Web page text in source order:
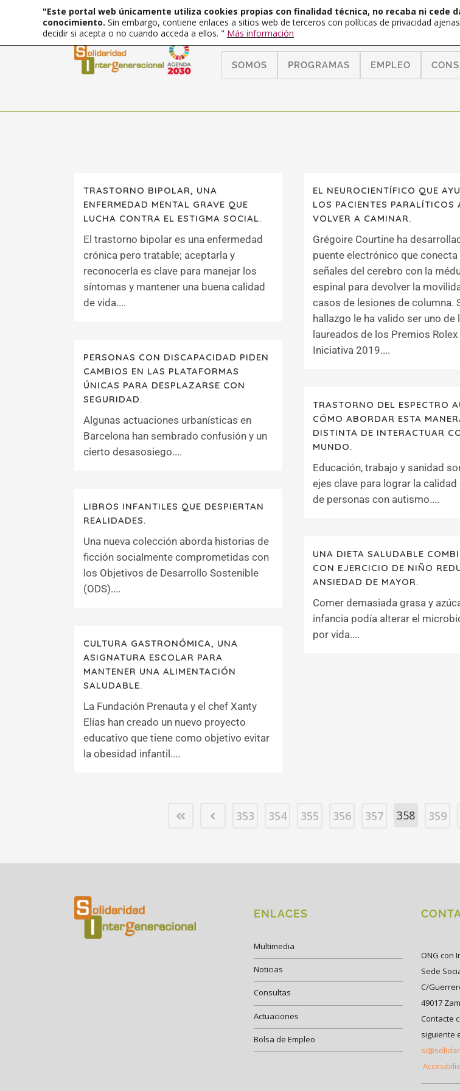
SOMOS PROGRAMAS EMPLEO
TRASTORNO BIPOLAR, UNA
ENFERMEDAD MENTAL GRAVE QUE
LUCHA CONTRA EL ESTIGMA SOCIAL.
El trastorno bipolar es una enfermedad
crónica pero tratable; aceptarla y
reconocerla es clave para manejar los
síntomas y mantener una buena calidad
de vida....
EL NEUROCIENTÍFICO QUE
LOS PACIENTES PARALÍTICOS
VOLVER A CAMINAR.
Grégoire Courtine ha
puente electrónico que conecta
señales del cerebro con la
espinal para devolver la
casos de lesiones de columna.
hallazgo le ha valido ser uno de
laureados de los Premios Rolex
Iniciativa 2019....
PERSONAS CON DISCAPACIDAD PIDEN
CAMBIOS EN LAS PLATAFORMAS
ÚNICAS PARA DESPLAZARSE CON
SEGURIDAD.
Algunas actuaciones urbanísticas en
Barcelona han sembrado confusión y un
cierto desasosiego....
TRASTORNO DEL ESPECTRO
CÓMO ABORDAR ESTA
DISTINTA DE INTERACTUAR
MUNDO.
Educación, trabajo y sanidad
ejes clave para lograr la calidad
de personas con autismo....
LIBROS INFANTILES QUE DESPIERTAN
REALIDADES.
Una nueva colección aborda historias de
ficción socialmente comprometidas con
los Objetivos de Desarrollo Sostenible
(ODS)....
UNA DIETA SALUDABLE
CON EJERCICIO DE NIÑO
ANSIEDAD DE MAYOR.
Comer demasiada grasa y
infancia podía alterar el
por vida....
CULTURA GASTRONÓMICA, UNA
ASIGNATURA ESCOLAR PARA
MANTENER UNA ALIMENTACIÓN
SALUDABLE.
La Fundación Prenauta y el chef Xanty
Elías han creado un nuevo proyecto
educativo que tiene como objetivo evitar
la obesidad infantil....
353 354 355 356 357 358 359
ENLACES
Multimedia
Noticias
Consultas
Actuaciones
Bolsa de Empleo
ONG con
Sede
C/
49017
Contacte
siguiente
"Este portal web únicamente utiliza cookies propias con finalidad técnica, no recaba ni cede
conocimiento. Sin embargo, contiene enlaces a sitios web de terceros con políticas de privacidad
decidir si acepta o no cuando acceda a ellos. " Más información